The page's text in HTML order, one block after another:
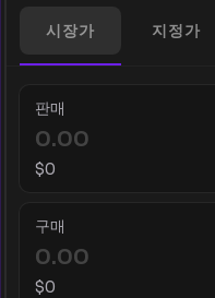
시장가 지정가
판매
$0
구매
$0